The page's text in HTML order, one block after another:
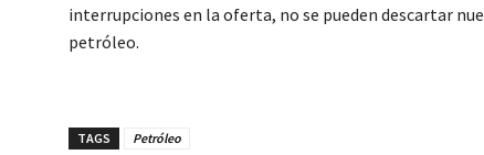
interrupciones en la oferta, no se pueden descartar
petróleo.
TAGS Petróleo